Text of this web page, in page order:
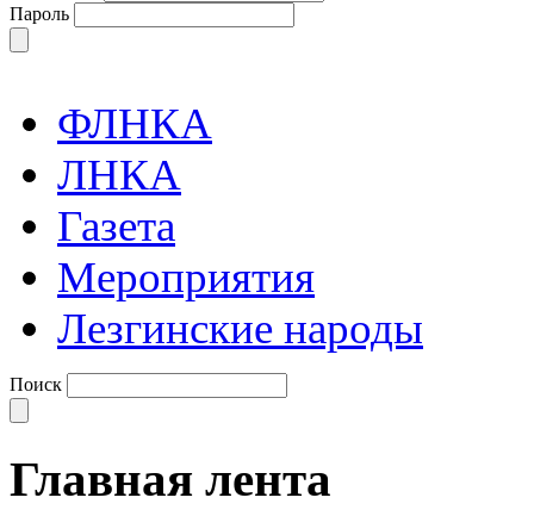
Пароль
ФЛНКА
ЛНКА
Газета
Мероприятия
Лезгинские народы
Поиск
Главная лента